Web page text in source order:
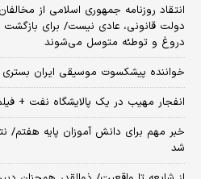
انتقاد روزنامه جمهوری اسلامی از
دولت قانونی، عادی نیست/ برای
دروغ و توطئه متوسل می‌شوند
خواننده پیشکسوت موسیقی ایران
انفجار مهیب در یک پالایشگاه نفت +
خبر مهم برای دانش آموزان پایه هفتم/
شد